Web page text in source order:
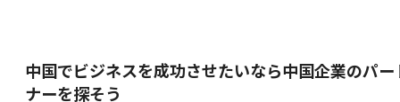
中国でビジネスを成功させたいなら中国企業のパー
ナーを探そう